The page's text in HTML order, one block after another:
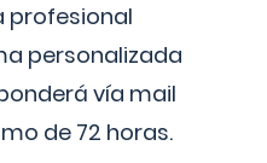
profesional
personalizada
vía mail
de 72 horas.